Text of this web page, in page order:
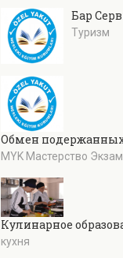
Бар
Туризм
Обмен подержанных
MYK Мастерство
Кулинарное
кухня